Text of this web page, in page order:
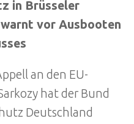
in Brüsseler
vor Ausbooten
an den EU-
hat der Bund
Deutschland